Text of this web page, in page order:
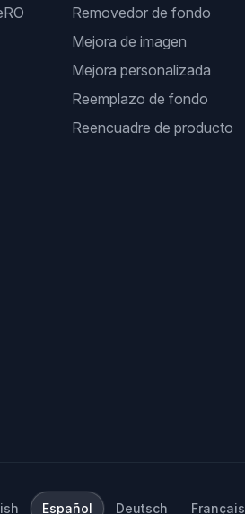
Removedor de fondo
Mejora de imagen
Mejora personalizada
Reemplazo de fondo
Reencuadre de producto
Español Deutsch Français